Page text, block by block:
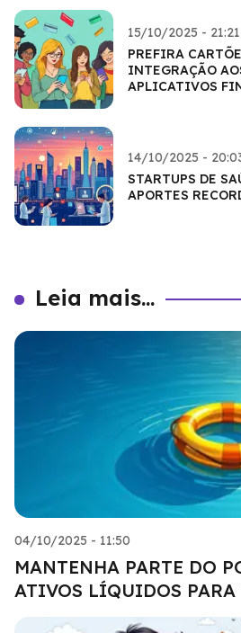
15/10/2025 - 21:21
PREFIRA
INTEGRAÇÃO
APLICATIVOS
14/10/2025 -
STARTUPS DE
APORTES
Leia mais...
04/10/2025 - 11:50
MANTENHA PARTE DO
ATIVOS LÍQUIDOS PARA